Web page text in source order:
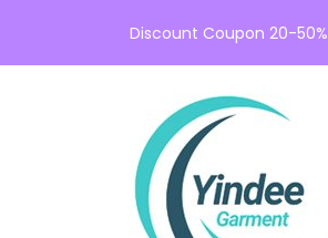
Discount Coupon 20-50%